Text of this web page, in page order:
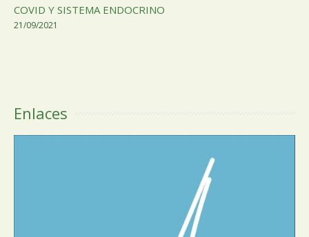
COVID Y SISTEMA ENDOCRINO
21/09/2021
Enlaces